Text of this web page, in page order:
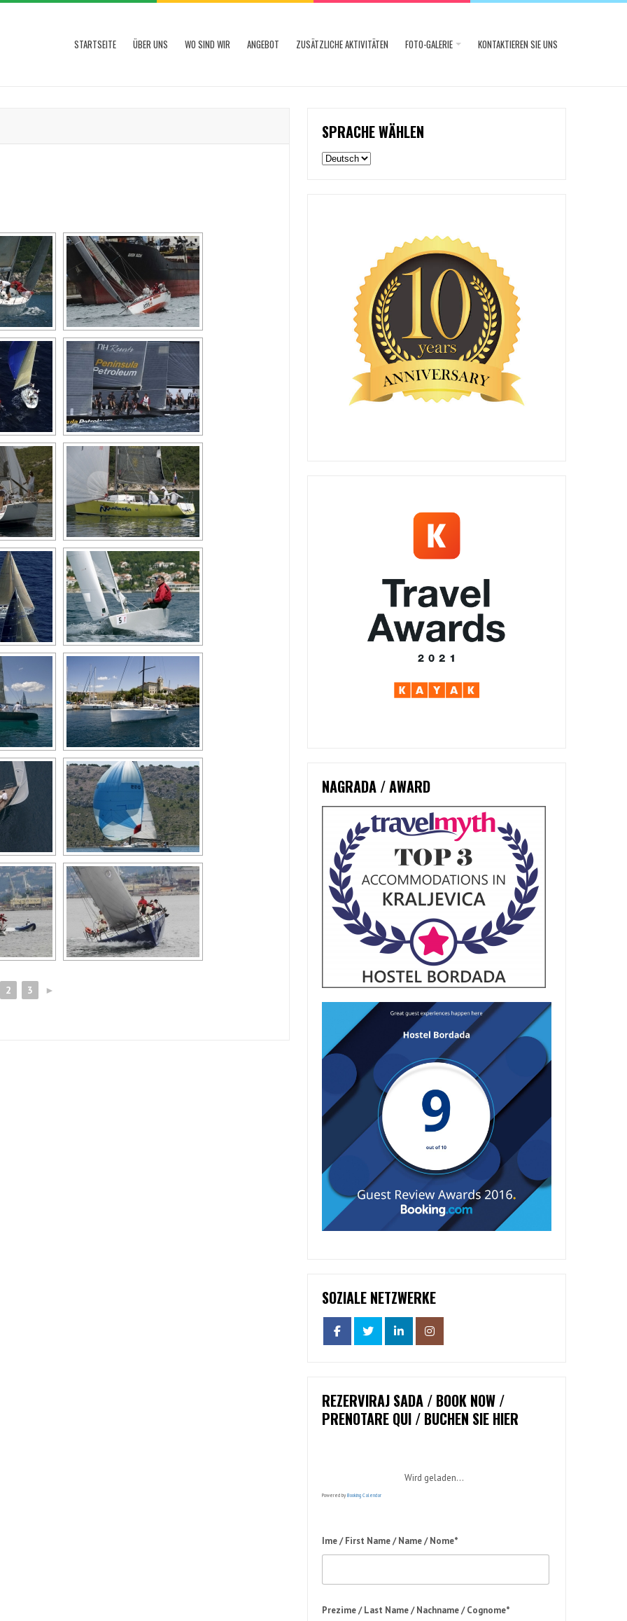
STARTSEITE ÜBER UNS WO SIND WIR ANGEBOT ZUSÄTZLICHE AKTIVITÄTEN FOTO-GALERIE KONTAKTIEREN SIE UNS
2 3 ►
SPRACHE WÄHLEN
Sprache
NAGRADA / AWARD
SOZIALE NETZWERKE
REZERVIRAJ SADA / BOOK NOW /
PRENOTARE QUI / BUCHEN SIE HIER
Wird geladen...
Powered byBooking Calendar
Ime / First Name / Name / Nome*
Prezime / Last Name / Nachname / Cognome*